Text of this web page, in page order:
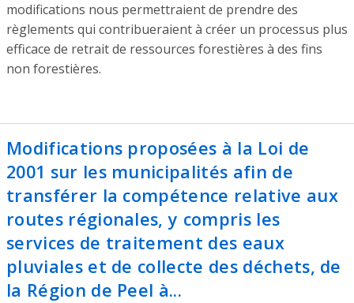
modifications nous permettraient de prendre des
règlements qui contribueraient à créer un processus plus
efficace de retrait de ressources forestières à des fins
non forestières.
Modifications proposées à la Loi de
2001 sur les municipalités afin de
transférer la compétence relative aux
routes régionales, y compris les
services de traitement des eaux
pluviales et de collecte des déchets, de
la Région de Peel à...